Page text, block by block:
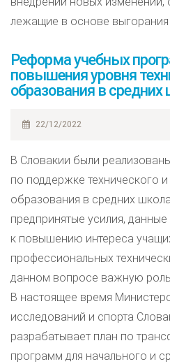
лежащие в основе выгорания
Реформа учебных
повышения уровня
образования в
22/12/2022
В Словакии были
по поддержке технического
образования в средних
предпринятые усилия,
к повышению интереса
профессиональных
данном вопросе важную
В настоящее время
исследований и спорта
разрабатывает план по
программ для начального и